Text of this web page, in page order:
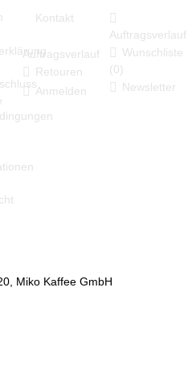
Kontakt
Auftragsverlauf
Retouren
Anmelden
Auftragsverlauf
Wunschliste
(0)
Newsletter
Miko Kaffee GmbH